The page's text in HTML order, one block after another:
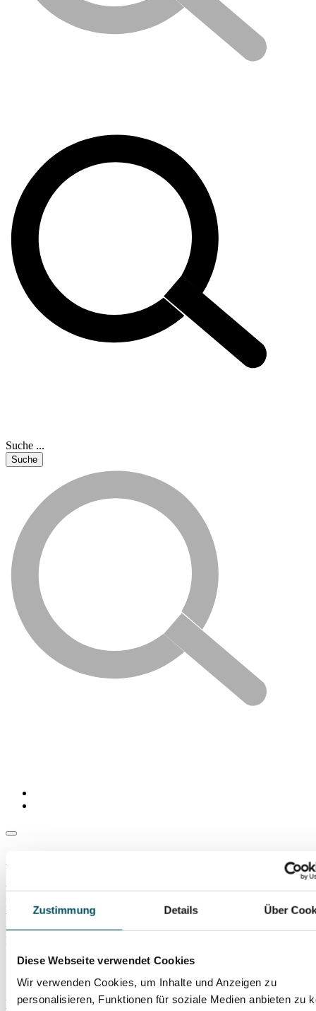
Zustimmung Details Über
Diese Webseite verwendet Cookies
Wir verwenden Cookies, um Inhalte und Anzeigen zu
personalisieren, Funktionen für soziale Medien anbieten zu
Suche ...
Wir vermitteln nationale und internationale Künstlerinnen und
Künstler im Bereich Klassik, Jazz und Pop in alle Welt. Unsere
vielfältige Künstlerliste umfasst renommierte Instrumentalistinnen
und Instrumentalisten, Sängerinnen und Sänger, Orchester,
Ensembles und Chöre.
Eine neue Bühne für außergewöhnliche Karrieren